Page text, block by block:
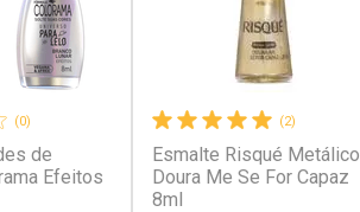
(0)
de
Efeitos
(2)
Esmalte Risqué Metálico
Doura Me Se For Capaz
8ml